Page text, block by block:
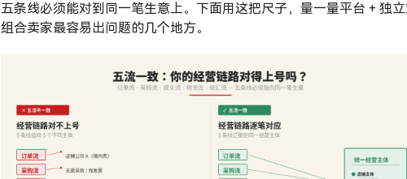
五条线必须能对到同一笔生意上。下面用这把尺子，量一量平台 + 独
组合卖家最容易出问题的几个地方。